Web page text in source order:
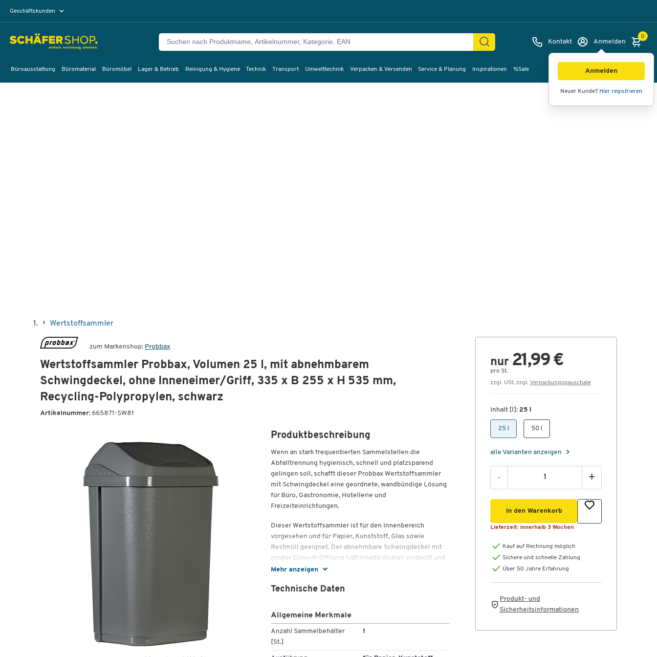
Geschäftskunden
Kontakt Anmelden
Anmelden
Neuer Kunde? Hier registrieren
0
Büroausstattung Büromaterial Büromöbel Lager & Betrieb Reinigung & Hygiene Technik Transport Umwelttechnik Verpacken & Versenden Service & Planung Inspirationen %Sale
Wertstoffsammler
zum Markenshop: Probbax
Wertstoffsammler Probbax, Volumen 25 l, mit abnehmbarem
Schwingdeckel, ohne Inneneimer/Griff, 335 x B 255 x H 535 mm,
Recycling-Polypropylen, schwarz
Artikelnummer: 665871-SW81
Mehr anzeigen
Produktbeschreibung
Wenn an stark frequentierten Sammelstellen die
Abfalltrennung hygienisch, schnell und platzsparend
gelingen soll, schafft dieser Probbax Wertstoffsammler
mit Schwingdeckel eine geordnete, wandbündige Lösung
für Büro, Gastronomie, Hotellerie und
Freizeiteinrichtungen.
Dieser Wertstoffsammler ist für den Innenbereich
vorgesehen und für Papier, Kunststoff, Glas sowie
Restmüll geeignet. Der abnehmbare Schwingdeckel mit
großer Einwurf-Öffnung hält Inhalte diskret verdeckt und
unterstützt saubere Übergaben. Die wandbündige Form
Fluren, Foyers oder Sanitärzonen. Ohne Inneneimer und
Beutelwechsel erfolgt direkt und zügig. In der
Objektausstattung und im Facility Management sorgt das
System für klare Prozesse an Sammelstationen – von der
Teeküche bis zum Fitness- oder Veranstaltungsbereich.
Technische Daten
Allgemeine Merkmale
Anzahl Sammelbehälter
[St.]
1
nur 21,99 €
pro St.
zzgl. USt. zzgl. Verpackungspauschale
Inhalt [l]: 25 l
25 l 50 l
alle Varianten anzeigen
- +
In den Warenkorb
Lieferzeit: innerhalb 3 Wochen
Kauf auf Rechnung möglich
Sichere und schnelle Zahlung
Über 50 Jahre Erfahrung
Produkt- und
Sicherheitsinformationen
Bilder Videos 360°-Ansicht